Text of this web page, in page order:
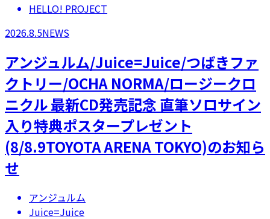
HELLO! PROJECT
2026.8.5NEWS
アンジュルム/Juice=Juice/つばきファ
クトリー/OCHA NORMA/ロージークロ
ニクル 最新CD発売記念 直筆ソロサイン
入り特典ポスタープレゼント
(8/8.9TOYOTA ARENA TOKYO)のお知ら
せ
アンジュルム
Juice=Juice